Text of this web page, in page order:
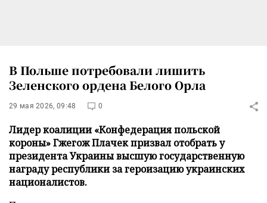
В Польше потребовали лишить
Зеленского ордена Белого Орла
29 мая 2026, 09:48 0
Лидер коалиции «Конфедерация польской
короны» Гжегож Плачек призвал отобрать у
президента Украины высшую государственную
награду республики за героизацию украинских
националистов.